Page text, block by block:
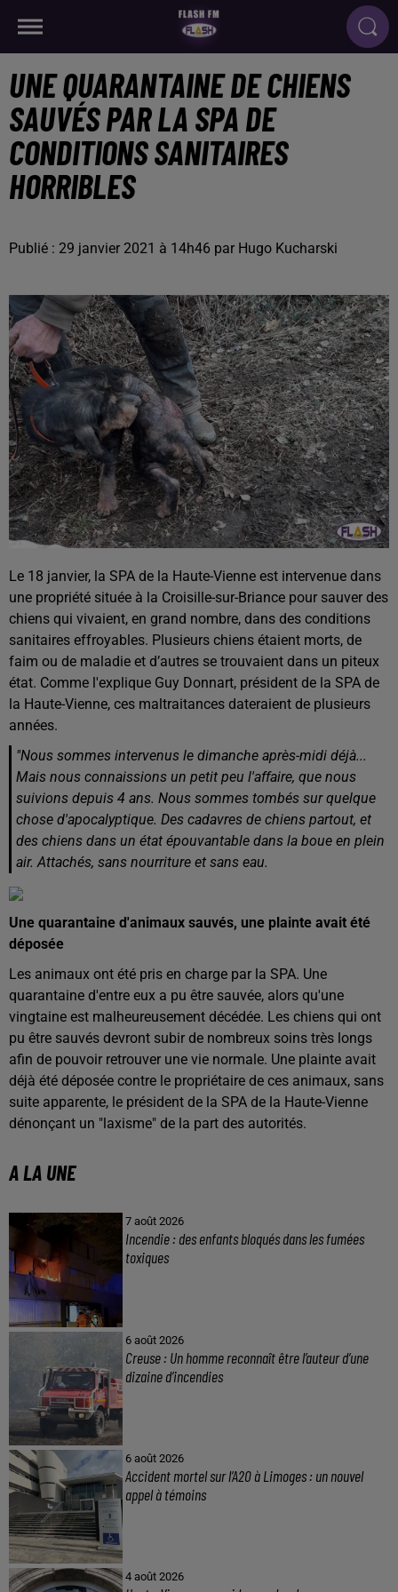
UNE QUARANTAINE DE CHIENS
SAUVÉS PAR LA SPA DE
CONDITIONS SANITAIRES
HORRIBLES
Publié : 29 janvier 2021 à 14h46 par Hugo Kucharski
Le 18 janvier, la SPA de la Haute-Vienne est intervenue dans
une propriété située à la Croisille-sur-Briance pour sauver des
chiens qui vivaient, en grand nombre, dans des conditions
sanitaires effroyables. Plusieurs chiens étaient morts, de
faim ou de maladie et d’autres se trouvaient dans un piteux
état. Comme l'explique Guy Donnart, président de la SPA de
la Haute-Vienne, ces maltraitances dateraient de plusieurs
années.
"Nous sommes intervenus le dimanche après-midi déjà...
Mais nous connaissions un petit peu l'affaire, que nous
suivions depuis 4 ans. Nous sommes tombés sur quelque
chose d'apocalyptique. Des cadavres de chiens partout, et
des chiens dans un état épouvantable dans la boue en plein
air. Attachés, sans nourriture et sans eau.
Une quarantaine d'animaux sauvés, une plainte avait été
déposée
Les animaux ont été pris en charge par la SPA. Une
quarantaine d'entre eux a pu être sauvée, alors qu'une
vingtaine est malheureusement décédée. Les chiens qui ont
pu être sauvés devront subir de nombreux soins très longs
afin de pouvoir retrouver une vie normale. Une plainte avait
déjà été déposée contre le propriétaire de ces animaux, sans
suite apparente, le président de la SPA de la Haute-Vienne
dénonçant un "laxisme" de la part des autorités.
A LA UNE
7 août 2026
Incendie : des enfants bloqués dans les fumées
toxiques
6 août 2026
Creuse : Un homme reconnaît être l’auteur d’une
dizaine d’incendies
6 août 2026
Accident mortel sur l’A20 à Limoges : un nouvel
appel à témoins
4 août 2026